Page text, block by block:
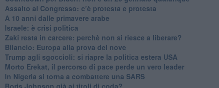
Assalto al Congresso: c’è protesta e protesta
A 10 anni dalle primavere arabe
Israele: è crisi politica
Zaki resta in carcere: perchè non si riesce a liberare?
Bilancio: Europa alla prova del nove
Trump agli sgoccioli: si riapre la politica estera USA
Morto Erekat, il percorso di pace perde un vero leader
In Nigeria si torna a combattere una SARS
Boris Johnson già ai titoli di coda?